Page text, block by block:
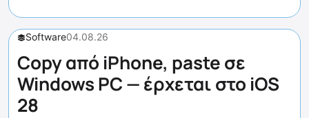
Software04.08.26
Copy από iPhone, paste σε
Windows PC — έρχεται στο iOS
28